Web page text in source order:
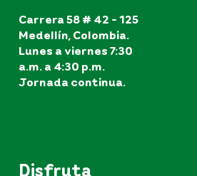
Carrera 58 # 42 - 125
Medellín, Colombia.
Lunes a viernes 7:30
a.m. a 4:30 p.m.
Jornada continua.
Disfruta